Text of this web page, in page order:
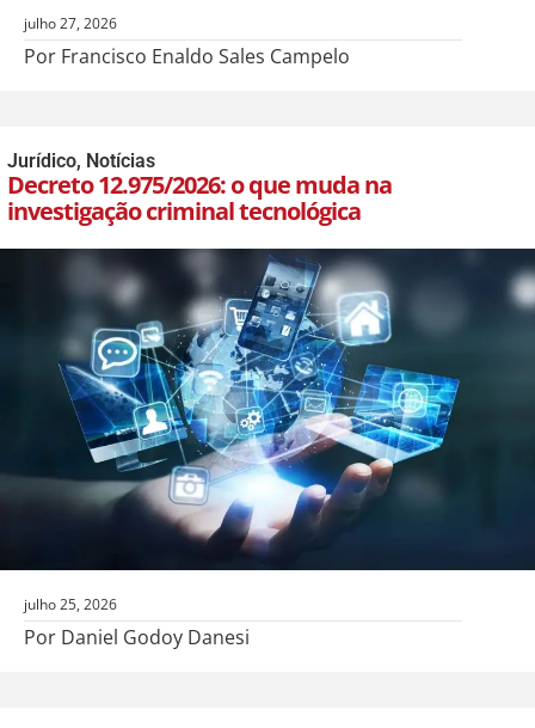
julho 27, 2026
Por Francisco Enaldo Sales Campelo
Jurídico, Notícias
Decreto 12.975/2026: o que muda na
investigação criminal tecnológica
julho 25, 2026
Por Daniel Godoy Danesi